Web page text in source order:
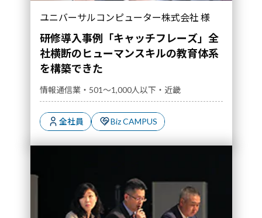
ユニバーサルコンピューター株式会社 様
研修導入事例「キャッチフレーズ」全
社横断のヒューマンスキルの教育体系
を構築できた
情報通信業・501～1,000人以下・近畿
全社員 Biz CAMPUS